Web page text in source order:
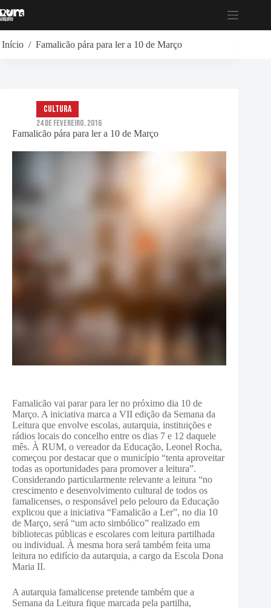
para
Início / Famalicão pára para ler a 10 de Março
Famalicão pára para ler a 10 de Março
Cultura
24 de Fevereiro, 2016
Famalicão vai parar para ler no próximo dia 10 de
Março. A iniciativa marca a VII edição da Semana da
Leitura que envolve escolas, autarquia, instituições e
rádios locais do concelho entre os dias 7 e 12 daquele
mês. À RUM, o vereador da Educação, Leonel Rocha,
começou por destacar que o município “tenta aproveitar
todas as oportunidades para promover a leitura”.
Considerando particularmente relevante a leitura “no
crescimento e desenvolvimento cultural de todos os
famalicenses, o responsável pelo pelouro da Educação
explicou que a iniciativa “Famalicão a Ler”, no dia 10
de Março, será “um acto simbólico” realizado em
bibliotecas públicas e escolares com leitura partilhada
ou individual. À mesma hora será também feita uma
leitura no edifício da autarquia, a cargo da Escola Dona
Maria II.
A autarquia famalicense pretende também que a
Semana da Leitura fique marcada pela partilha,